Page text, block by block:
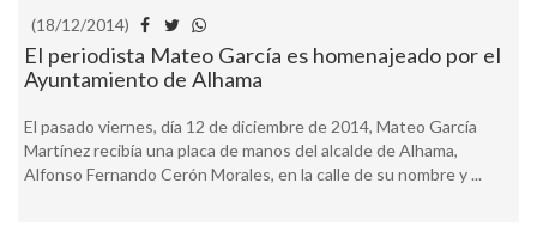
(18/12/2014)
El periodista Mateo García es homenajeado por el
Ayuntamiento de Alhama
El pasado viernes, día 12 de diciembre de 2014, Mateo García
Martínez recibía una placa de manos del alcalde de Alhama,
Alfonso Fernando Cerón Morales, en la calle de su nombre y ...